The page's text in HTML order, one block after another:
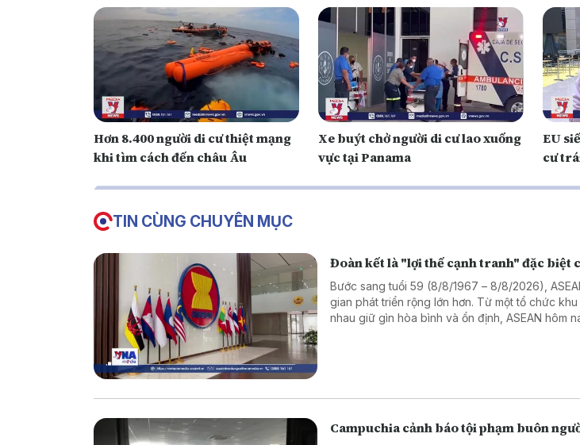
Hơn 8.400 người di cư thiệt mạng
khi tìm cách đến châu Âu
Xe buýt chở người di cư lao xuống
vực tại Panama
EU
cư
TIN CÙNG CHUYÊN MỤC
Đoàn kết là "lợi thế cạnh tranh" đặc biệt
Bước sang tuổi 59 (8/8/1967 – 8/8/2026),
gian phát triển rộng lớn hơn. Từ một tổ chức
nhau giữ gìn hòa bình và ổn định, ASEAN hôm
Campuchia cảnh báo tội phạm buôn